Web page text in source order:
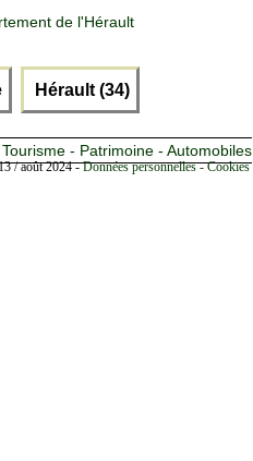
de l'Hérault
Hérault (34)
- Patrimoine - Automobiles
/ août 2024 -Données personnelles -